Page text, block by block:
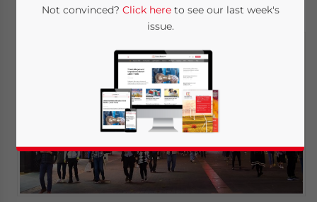
Written byDorcas WongReading Time: 3 minutes
Not convinced? Click hereto see our last week's
issue.